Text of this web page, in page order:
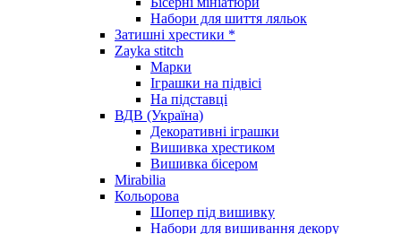
Набори для шиття ляльок
Затишні хрестики *
Zayka stitch
Марки
Іграшки на підвісі
На підставці
ВДВ (Україна)
Декоративні іграшки
Вишивка хрестиком
Вишивка бісером
Mirabilia
Кольорова
Шопер під вишивку
Набори для вишивання декору